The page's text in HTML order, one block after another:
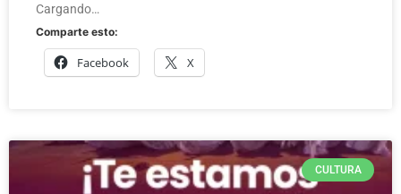
Cargando…
Comparte esto:
Facebook X
CULTURA